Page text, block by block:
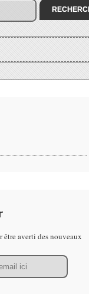
être averti des nouveaux